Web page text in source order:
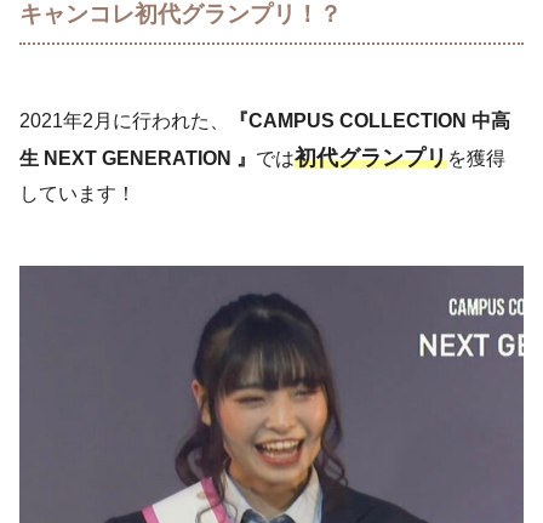
キャンコレ初代グランプリ！？
2021年2月に行われた、
『CAMPUS COLLECTION 中高
生 NEXT GENERATION 』 では初代グランプリを獲得
しています！